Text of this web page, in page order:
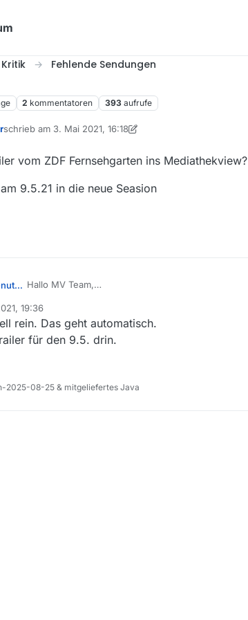
Fehlende Sendungen
2 kommentatoren 393 aufrufe
schrieb am 3. Mai 2021, 16:18
zuletzt editiert von Ein ehemaliger Benutzer
vom ZDF Fernsehgarten ins Mediathekview?
9.5.21 in die neue Seasion
Ein ehemaliger Benutzer Hallo MV Team,
Die Sendung startet am 9.5.21 in die neue Seasion
LG
Neo
19:36
rein. Das geht automatisch.
für den 9.5. drin.
2025-08-25 & mitgeliefertes Java